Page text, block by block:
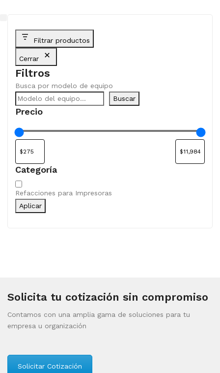
Filtrar productos
Cerrar
Filtros
Busca por modelo de equipo
Buscar
Precio
Categoría
Categoría
Refacciones para Impresoras
Aplicar
Solicita tu cotización sin compromiso
Contamos con una amplia gama de soluciones para tu
empresa u organización
Solicitar Cotización